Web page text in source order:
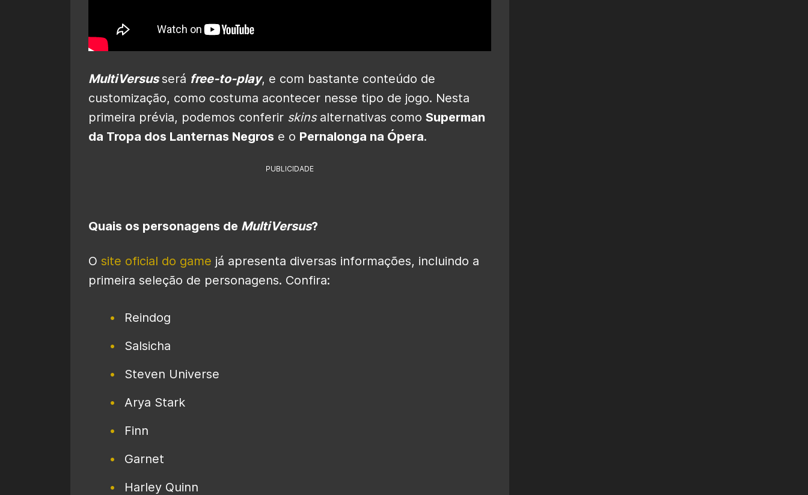
MultiVersusserá free-to-play, e com bastante conteúdo de
customização, como costuma acontecer nesse tipo de jogo. Nesta
primeira prévia, podemos conferir skinsalternativas como Superman
da Tropa dos Lanternas Negros e o Pernalonga na Ópera.
PUBLICIDADE
Quais os personagens de MultiVersus?
O site oficial do game já apresenta diversas informações, incluindo a
primeira seleção de personagens. Confira:
Reindog
Salsicha
Steven Universe
Arya Stark
Finn
Garnet
Harley Quinn